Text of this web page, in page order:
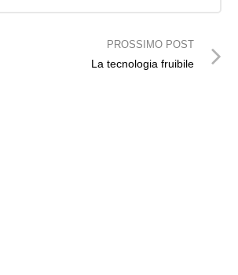
PROSSIMO POST
La tecnologia fruibile